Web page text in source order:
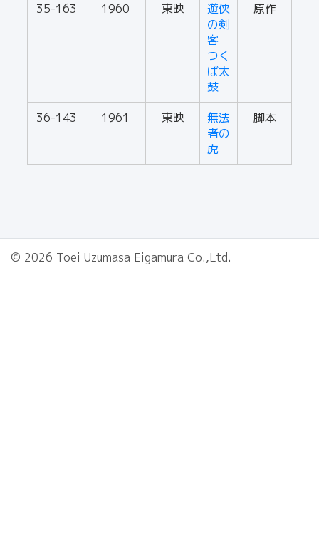
35-163 1960 東映
遊侠
の剣
客
つく
ば太
鼓
原作
36-143 1961 東映
無法
者の
虎
脚本
© 2026 Toei Uzumasa Eigamura Co.,Ltd.